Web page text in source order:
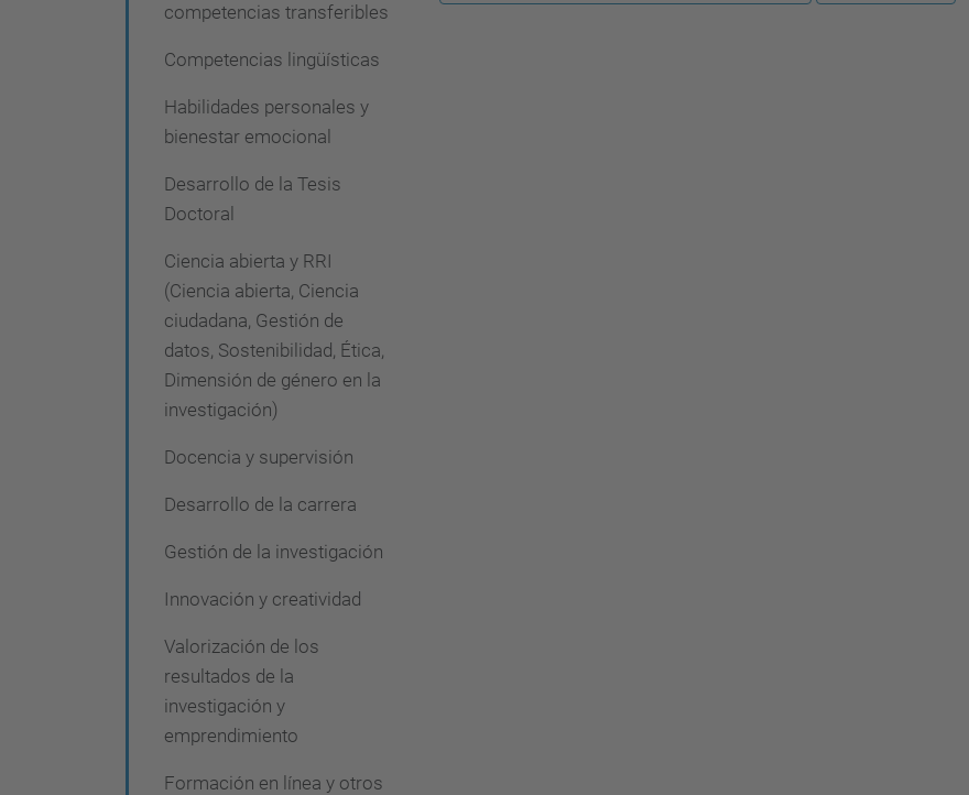
competencias transferibles
Competencias lingüísticas
Habilidades personales y
bienestar emocional
Desarrollo de la Tesis
Doctoral
Ciencia abierta y RRI
(Ciencia abierta, Ciencia
ciudadana, Gestión de
datos, Sostenibilidad, Ética,
Dimensión de género en la
investigación)
Docencia y supervisión
Desarrollo de la carrera
Gestión de la investigación
Innovación y creatividad
Valorización de los
resultados de la
investigación y
emprendimiento
Formación en línea y otros